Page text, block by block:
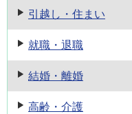
引越し・住まい
就職・退職
結婚・離婚
高齢・介護